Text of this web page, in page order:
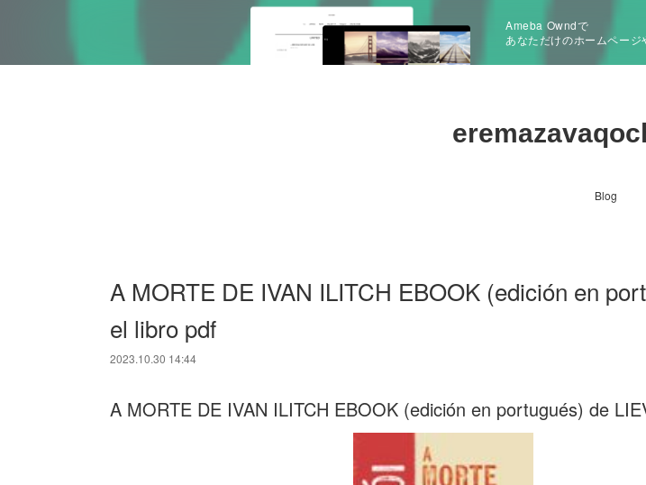
Ameba Owndで
あなただけのホームページ
Blog
A MORTE DE IVAN ILITCH EBOOK (edición en
el libro pdf
2023.10.30 14:44
A MORTE DE IVAN ILITCH EBOOK (edición en portugués) de